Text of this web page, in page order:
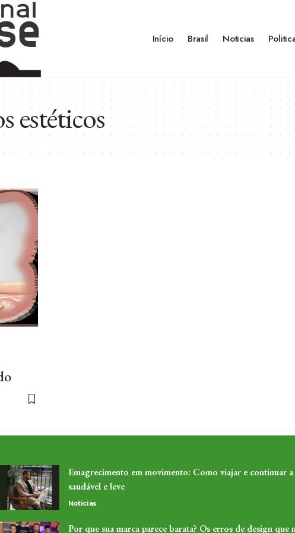
Início Brasil Noticias
estéticos
Emagrecimento em movimento: Como viajar e continuar
saudável e leve
Noticias
Por que sua marca parece barata? Os erros de design que